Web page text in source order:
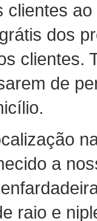
clientes
dos
clientes.
de
a
raio e